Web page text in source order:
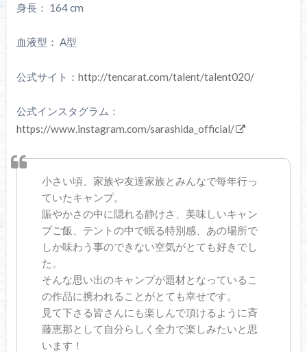
身長： 164 cm
血液型： A型
公式サイト： http://tencarat.com/talent/talent020/
公式インスタグラム：
https://www.instagram.com/sarashida_official/
小さい頃、家族や友達家族とみんなで毎年行っ
ていたキャンプ。
賑やかさの中に隠れる静けさ、美味しいキャン
プご飯、テントの中で眠る特別感、あの場所で
しか味わう事のできない空気がとても好きでし
た。
そんな思い出のキャンプが題材となっているこ
の作品に携われることがとても幸せです。
見て下さる皆さんにも楽しんで頂けるように斉
藤恵那として自分らしく全力で楽しみたいと思
います！